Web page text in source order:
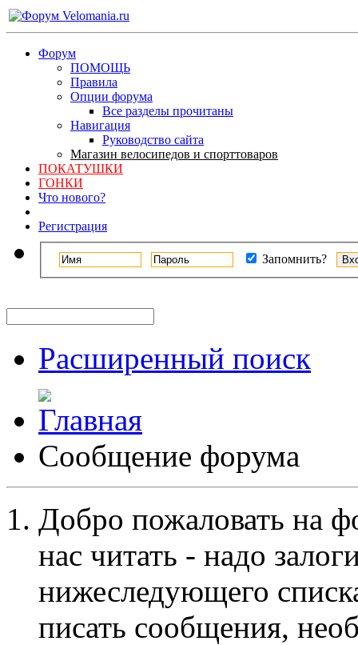
Форум
ПОМОЩЬ
Правила
Опции форума
Все разделы прочитаны
Навигация
Руководство сайта
Магазин велосипедов и спорттоваров
ПОКАТУШКИ
ГОНКИ
Что нового?
Регистрация
Запомнить?
Расширенный поиск
Сообщение форума
Добро пожаловать на
нас читать - надо
нижеследующего
писать сообщения,